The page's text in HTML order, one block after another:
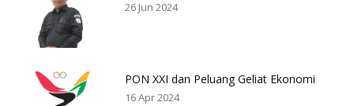
26 Jun 2024
PON XXI dan Peluang Geliat Ekonomi
16 Apr 2024